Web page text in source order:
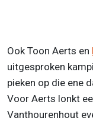
Ook Toon Aerts en
uitgesproken
pieken op die ene
Voor Aerts lonkt
Vanthourenhout